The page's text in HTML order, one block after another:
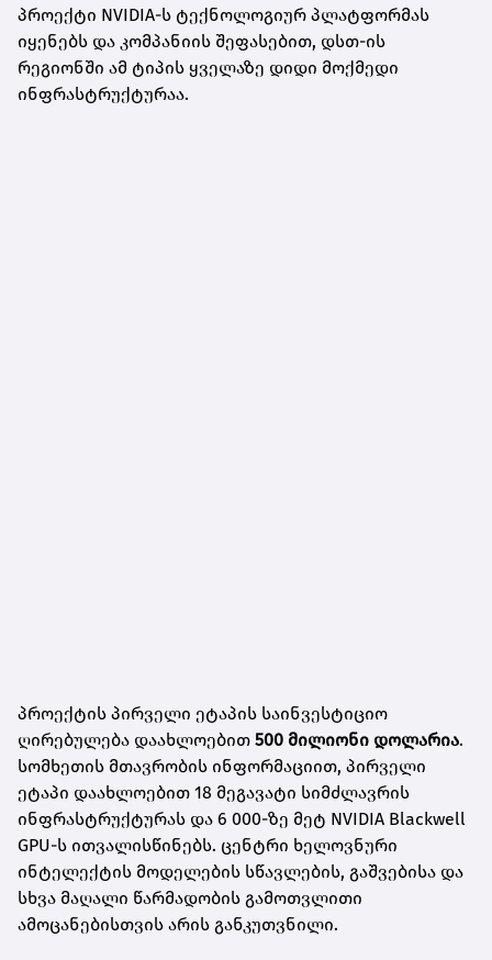
პროექტი NVIDIA-ს ტექნოლოგიურ პლატფორმას
იყენებს და კომპანიის შეფასებით, დსთ-ის
რეგიონში ამ ტიპის ყველაზე დიდი მოქმედი
ინფრასტრუქტურაა.
პროექტის პირველი ეტაპის საინვესტიციო
ღირებულება დაახლოებით 500 მილიონი დოლარია.
სომხეთის მთავრობის ინფორმაციით, პირველი
ეტაპი დაახლოებით 18 მეგავატი სიმძლავრის
ინფრასტრუქტურას და 6 000-ზე მეტ NVIDIA Blackwell
GPU-ს ითვალისწინებს. ცენტრი ხელოვნური
ინტელექტის მოდელების სწავლების, გაშვებისა და
სხვა მაღალი წარმადობის გამოთვლითი
ამოცანებისთვის არის განკუთვნილი.